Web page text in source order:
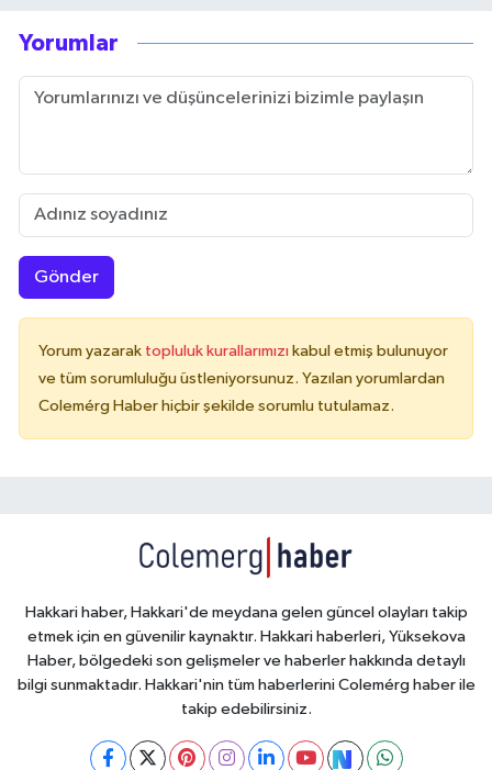
Yorumlar
Gönder
Yorum yazarak topluluk kurallarımızı kabul etmiş bulunuyor
ve tüm sorumluluğu üstleniyorsunuz. Yazılan yorumlardan
Colemérg Haber hiçbir şekilde sorumlu tutulamaz.
Hakkari haber, Hakkari'de meydana gelen güncel olayları takip
etmek için en güvenilir kaynaktır. Hakkari haberleri, Yüksekova
Haber, bölgedeki son gelişmeler ve haberler hakkında detaylı
bilgi sunmaktadır. Hakkari'nin tüm haberlerini Colemérg haber ile
takip edebilirsiniz.